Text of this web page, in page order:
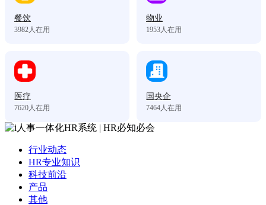
餐饮
3982人在用
物业
1953人在用
医疗
7620人在用
国央企
7464人在用
行业动态
HR专业知识
科技前沿
产品
其他